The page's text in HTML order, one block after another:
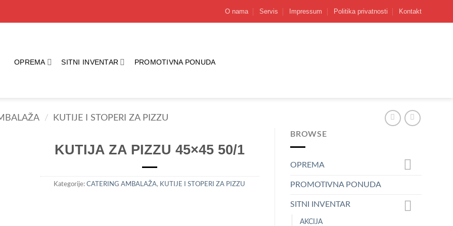
O nama Servis Impressum Politika privatnosti Kontakt
OPREMA SITNI INVENTAR PROMOTIVNA PONUDA
/ KUTIJE I STOPERI ZA PIZZU
BROWSE
OPREMA
PROMOTIVNA PONUDA
SITNI INVENTAR
AKCIJA
KUTIJA ZA PIZZU 45×45 50/1
Kategorije:CATERING AMBALAŽA, KUTIJE I STOPERI ZA PIZZU